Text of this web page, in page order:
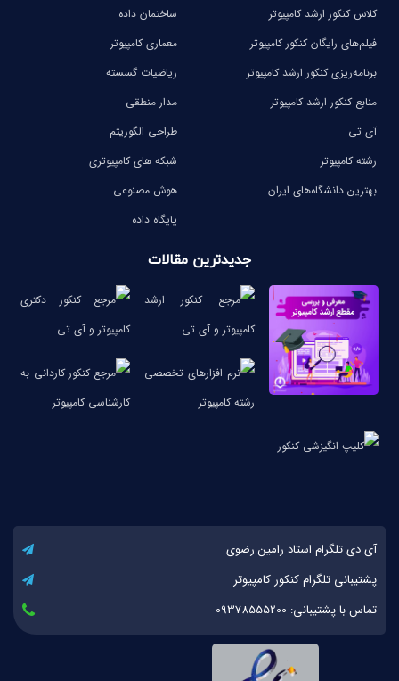
کلاس کنکور ارشد کامپیوتر
فیلم‌های رایگان کنکور کامپیوتر
برنامه‌ریزی کنکور ارشد کامپیوتر
منابع کنکور ارشد کامپیوتر
آی تی
رشته کامپیوتر
بهترین دانشگاه‌های ایران
ساختمان داده
معماری کامپیوتر
ریاضیات گسسته
مدار منطقی
طراحی الگوریتم
شبکه های کامپیوتری
هوش مصنوعی
پایگاه داده
جدیدترین مقالات
آی دی تلگرام استاد رامین رضوی
پشتیبانی تلگرام کنکور کامپیوتر
تماس با پشتیبانی: 09378555200